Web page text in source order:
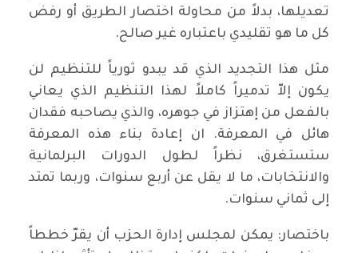
تعديلها، بدلاً من محاولة اختصار الطريق أو رفض
كل ما هو تقليدي باعتباره غير صالح.
مثل هذا التجديد الذي قد يبدو ثورياً للتنظيم لن
يكون إلاّ تدميراً كاملاً لهذا التنظيم الذي يعاني
بالفعل من إهتزاز في جوهره، والذي يصاحبه فقدان
هائل في المعرفة. ان إعادة بناء هذه المعرفة
ستستغرق، نظراً لطول الدورات البرلمانية
والانتخابات، ما لا يقل عن أربع سنوات، وربما تمتد
إلى ثماني سنوات.
باختصار: يمكن لمجلس إدارة الحزب أن يقرّ خططاً